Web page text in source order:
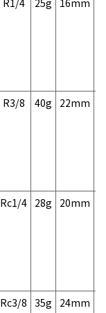
R1/4 25g 16mm
R3/8 40g 22mm
Rc1/4 28g 20mm
Rc3/8 35g 24mm